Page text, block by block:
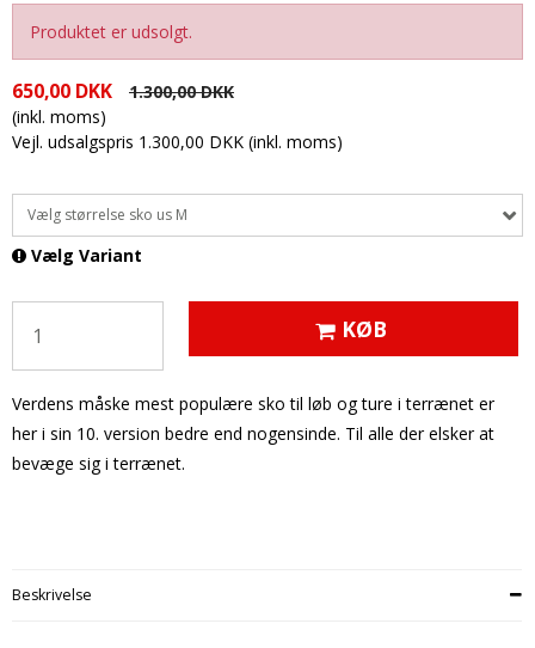
Produktet er udsolgt.
650,00 DKK
1.300,00 DKK
(inkl. moms)
Vejl. udsalgspris 1.300,00 DKK (inkl. moms)
Vælg størrelse sko us M
Vælg Variant
KØB
Verdens måske mest populære sko til løb og ture i terrænet er
her i sin 10. version bedre end nogensinde. Til alle der elsker at
bevæge sig i terrænet.
Beskrivelse